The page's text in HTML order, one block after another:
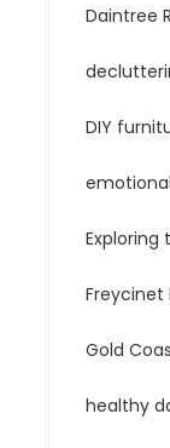
Daintree
DIY
Exploring
Freycinet
Gold
healthy